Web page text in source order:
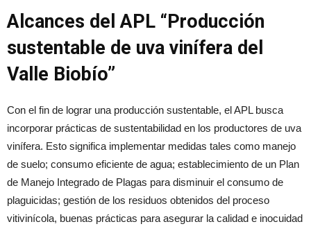
Alcances del APL “Producción
sustentable de uva vinífera del
Valle Biobío”
Con el fin de lograr una producción sustentable, el APL busca
incorporar prácticas de sustentabilidad en los productores de uva
vinífera. Esto significa implementar medidas tales como manejo
de suelo; consumo eficiente de agua; establecimiento de un Plan
de Manejo Integrado de Plagas para disminuir el consumo de
plaguicidas; gestión de los residuos obtenidos del proceso
vitivinícola, buenas prácticas para asegurar la calidad e inocuidad